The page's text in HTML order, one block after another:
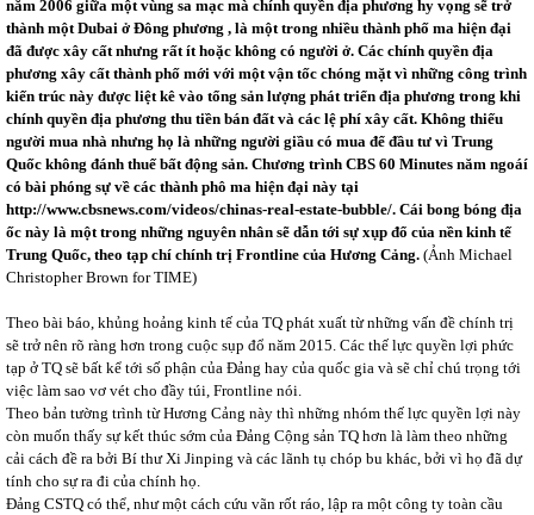
năm 2006 giữa một vùng sa mạc mà chính quyền địa phương hy vọng sẽ trở
thành một Dubai ở Đông phương , là một trong nhiều thành phố ma hiện đại
đã được xây cất nhưng rất ít hoặc không có người ở. Các chính quyền địa
phương xây cất thành phố mới với một vận tốc chóng mặt vì những công trình
kiến trúc này được liệt kê vào tổng sản lượng phát triển địa phương trong khi
chính quyền địa phương thu tiền bán đất và các lệ phí xây cất. Không thiếu
người mua nhà nhưng họ là những người giầu có mua để đầu tư vì Trung
Quốc không đánh thuế bất động sản. Chương trình CBS 60 Minutes năm ngoáí
có bài phóng sự về các thành phô ma hiện đại này tại
http://www.cbsnews.com/videos/chinas-real-estate-bubble/. Cái bong bóng địa
ốc này là một trong những nguyên nhân sẽ dẫn tới sự xụp đổ của nền kinh tế
Trung Quốc, theo tạp chí chính trị Frontline của Hương Cảng. (Ảnh Michael
Christopher Brown for TIME)
Theo bài báo, khủng hoảng kinh tế của TQ phát xuất từ những vấn đề chính trị
sẽ trở nên rõ ràng hơn trong cuộc sụp đổ năm 2015. Các thế lực quyền lợi phức
tạp ở TQ sẽ bất kể tới số phận của Đảng hay của quốc gia và sẽ chỉ chú trọng tới
việc làm sao vơ vét cho đầy túi, Frontline nói.
Theo bản tường trình từ Hương Cảng này thì những nhóm thế lực quyền lợi này
còn muốn thấy sự kết thúc sớm của Đảng Cộng sản TQ hơn là làm theo những
cải cách đề ra bởi Bí thư Xi Jinping và các lãnh tụ chóp bu khác, bởi vì họ đã dự
tính cho sự ra đi của chính họ.
Đảng CSTQ có thể, như một cách cứu vãn rốt ráo, lập ra một công ty toàn cầu